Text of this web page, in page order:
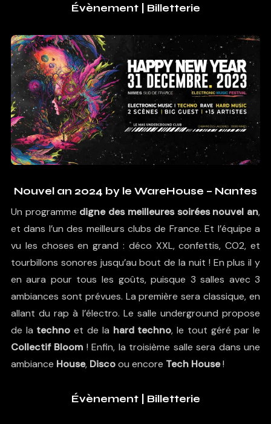
Évènement Billetterie
Nouvel an 2024 by le WareHouse – Nantes
Un programme digne des meilleures soirées nouvel an,
et dans l’un des meilleurs clubs de France. Et l’équipe a
vu les choses en grand : déco XXL, confettis, CO2, et
tourbillons sonores jusqu’au bout de la nuit ! En plus il y
en aura pour tous les goûts, puisque 3 salles avec 3
ambiances sont prévues. La première sera classique, en
allant du rap à l’électro. Le salle underground propose
de la techno et de la hard techno, le tout géré par le
Collectif Bloom ! Enfin, la troisième salle sera dans une
ambiance House, Discoou encore Tech House!
Évènement Billetterie